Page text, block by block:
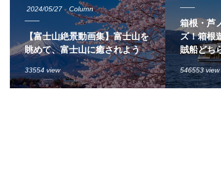
2024/05/27 Column
【富士山絶景動画集】富士山を
眺めて、富士山に癒されよう
33554 view
箱根・芦
ズ！箱根
賊船どち
546553 view